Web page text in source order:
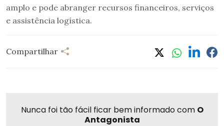
amplo e pode abranger recursos financeiros, serviços
e assistência logística.
Compartilhar
Nunca foi tão fácil ficar bem informado com O
Antagonista